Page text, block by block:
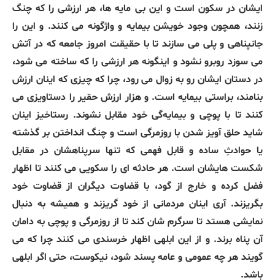
ایشان در سکون است و این بی مایه ها، هر ارزشی را که چنگ
زنند، همچون وجود خویشن بیمایه و واژگونه می کنند. و این را
جانپناهی و پلی می سازند تا با حقیقت امروز جامعه که در آتش
می سوزد روبرو نشود و اینگونه هر ارزشی را که ساخته می شود،
در دستان ایشان رو به زوال می رود، چرا که چیزی که اینان ارزش
بنامند، براستی بیمایه است. و هزار ارزش حقیر را دستاویزی می
کنند تا با پوچی و بیمایه‌گی خود مقابل نشوند. رستاخیز اینان
شاید حلق آویز شدن با روزمرگی است و چنگ انداختن بر گذشته
یا حوادثِ ساده و قابل فهمی که تنها سرپناهشان در مقابل
شکست هایشان است. هر حادثه ای را سکویی می کنند تا اظهار
فضل کرده و خارج از گود، با قضاوت دیگران از قضاوت خود
بگریزند. آری اینان مردمانی از خود گریزند و همیشه به دنبال
نمایشی هستد تا سرگرم شان کند تا از روزمرگی و پوچی به دامان
آن پناه برند. و از این ابلهی اظهار خرسندی می کنند چرا که می
گویند هر چه عمومی و عامه پسند شود، نیکوست، حتی اگر ابلهی
باشد.